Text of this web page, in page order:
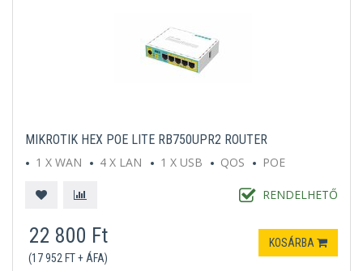
MIKROTIK HEX POE LITE RB750UPR2 ROUTER
1 X WAN
4 X LAN 1 X USB QOS POE
RENDELHETŐ
22 800 Ft
(17 952 FT + ÁFA)
KOSÁRBA